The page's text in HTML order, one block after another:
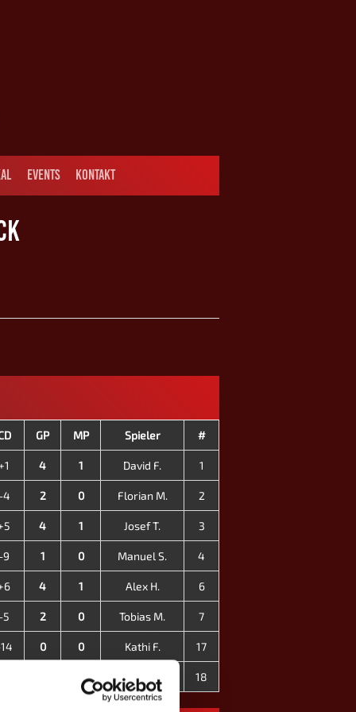
EVENTS KONTAKT
GP MP Spieler #
4 1 David F. 1
-4 2 0 Florian M. 2
4 1 Josef T. 3
-9 1 0 Manuel S. 4
4 1 Alex H. 6
-5 2 0 Tobias M. 7
0 0 Kathi F. 17
0 Laura M. 18